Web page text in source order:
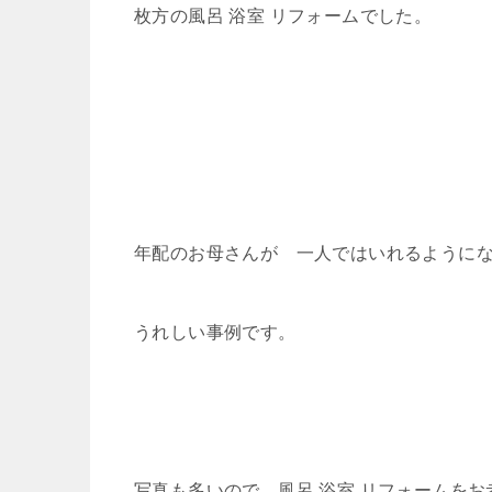
枚方の風呂 浴室 リフォームでした。
年配のお母さんが 一人ではいれるように
うれしい事例です。